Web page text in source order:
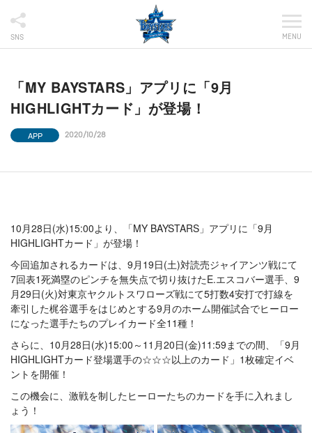
SNS MENU
「MY BAYSTARS」アプリに「9月
HIGHLIGHTカード」が登場！
APP 2020/10/28
10月28日(水)15:00より、「MY BAYSTARS」アプリに「9月
HIGHLIGHTカード」が登場！
今回追加されるカードは、9月19日(土)対読売ジャイアンツ戦にて
7回表1死満塁のピンチを無失点で切り抜けたE.エスコバー選手、9
月29日(火)対東京ヤクルトスワローズ戦にて5打数4安打で打線を
牽引した梶谷選手をはじめとする9月のホーム開催試合でヒーロー
になった選手たちのプレイカード全11種！
さらに、10月28日(水)15:00～11月20日(金)11:59までの間、「9月
HIGHLIGHTカード登場選手の☆☆☆以上のカード」1枚確定イベ
ントを開催！
この機会に、激戦を制したヒーローたちのカードを手に入れまし
ょう！